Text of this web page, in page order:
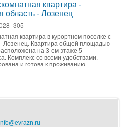
квартира -
область - Лозенец
квартира в курортном поселке с
Лозенец. Квартира общей площадью
на 3-ем этаже 5-
Комплекс со всеми удобствами.
и готова к проживанию.